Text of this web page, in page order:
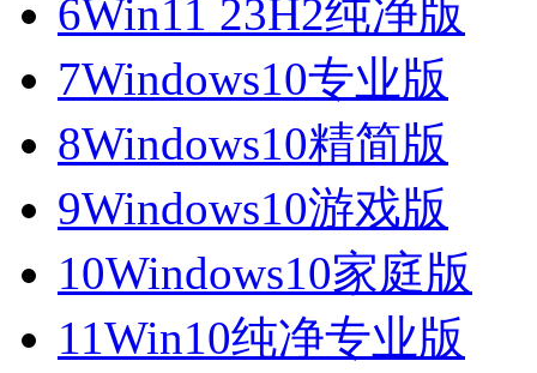
6Win11 23H2纯净版
7Windows10专业版
8Windows10精简版
9Windows10游戏版
10Windows10家庭版
11Win10纯净专业版